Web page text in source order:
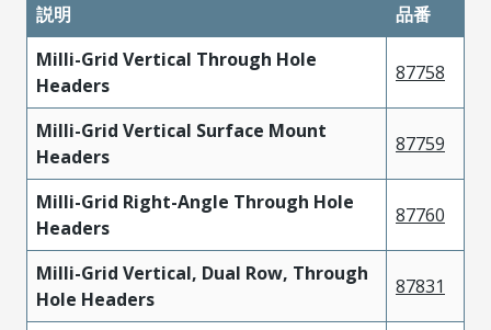
説明
品番
Milli-Grid Vertical Through Hole
Headers
87758
Milli-Grid Vertical Surface Mount
Headers
87759
Milli-Grid Right-Angle Through Hole
Headers
87760
Milli-Grid Vertical, Dual Row, Through
Hole Headers
87831